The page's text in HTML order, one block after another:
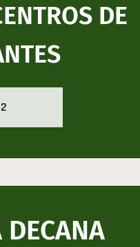
DE
DECANA